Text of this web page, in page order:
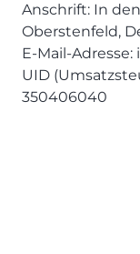
Anschrift: In
Oberstenfeld,
E-Mail-
UID
350406040